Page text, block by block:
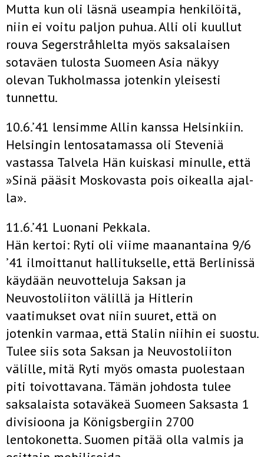
Mutta kun oli läsnä useampia henkilöitä,
niin ei voitu paljon puhua. Alli oli kuullut
rouva Segerstråhlelta myös saksalaisen
sotaväen tulosta Suomeen Asia näkyy
olevan Tukholmassa jotenkin yleisesti
tunnettu.
10.6.’41 lensimme Allin kanssa Helsinkiin.
Helsingin lentosatamassa oli Steveniä
vastassa Talvela Hän kuiskasi minulle, että
»Sinä pääsit Moskovasta pois oikealla ajal­
la».
11.6.’41 Luonani Pekkala.
Hän kertoi: Ryti oli viime maanantaina 9/6
’41 ilmoittanut hallitukselle, että Berlinissä
käydään neuvotteluja Saksan ja
Neuvostoliiton välillä ja Hitlerin
vaatimukset ovat niin suuret, että on
jotenkin varmaa, että Stalin niihin ei suostu.
Tulee siis sota Saksan ja Neuvostoliiton
välille, mitä Ryti myös omasta puolestaan
piti toivottavana. Tämän johdosta tulee
saksalaista sotaväkeä Suomeen Saksasta 1
divisioona ja Königsbergiin 2700
lentokonetta. Suomen pitää olla valmis ja